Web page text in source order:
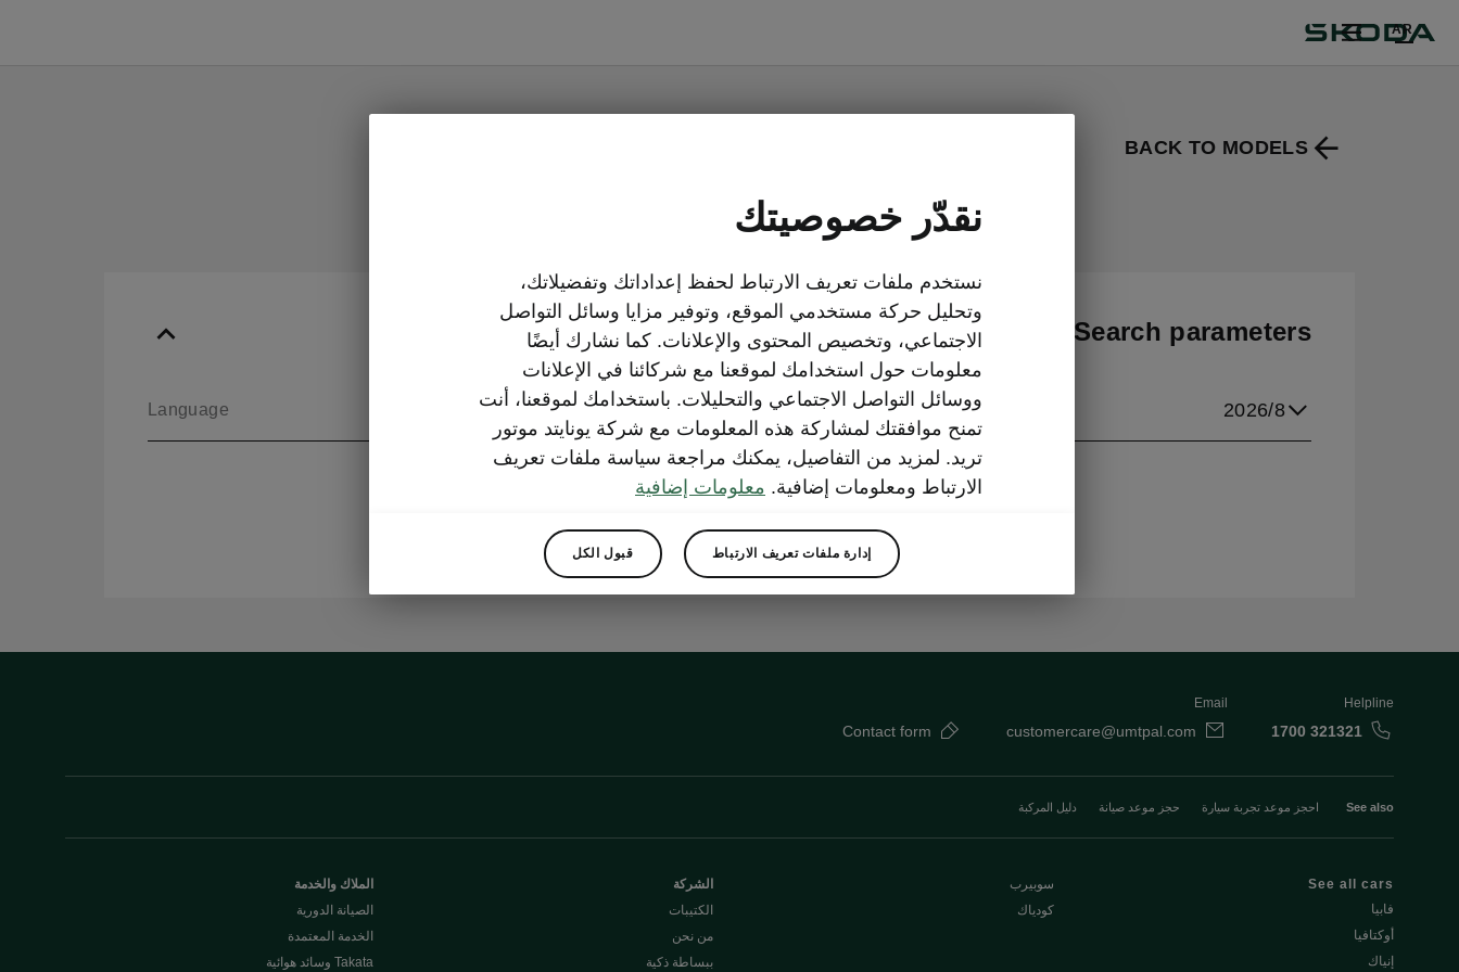
AR
BACK TO MODELS
Scala - Manuals
Search parameters
Production period
2026/8
Market
Other
Language
Helpline
1700 321321
Email
customercare@umtpal.com
Contact form
See also احجز موعد تجربة سيارة حجز موعد صيانة دليل المركبة
See all cars
فابيا
أوكتافيا
إنياك
سوبيرب
كودياك
الشركة
الكتيبات
من نحن
ببساطة ذكية
الملاك والخدمة
الصيانة الدورية
الخدمة المعتمدة
Takata وسائد هوائية
نقدّر خصوصيتك
نستخدم ملفات تعريف الارتباط لحفظ إعداداتك وتفضيلاتك،
وتحليل حركة مستخدمي الموقع، وتوفير مزايا وسائل التواصل
الاجتماعي، وتخصيص المحتوى والإعلانات. كما نشارك أيضًا
معلومات حول استخدامك لموقعنا مع شركائنا في الإعلانات
ووسائل التواصل الاجتماعي والتحليلات. باستخدامك لموقعنا، أنت
تمنح موافقتك لمشاركة هذه المعلومات مع شركة يونايتد موتور
تريد. لمزيد من التفاصيل، يمكنك مراجعة سياسة ملفات تعريف
الارتباط ومعلومات إضافية. معلومات إضافية
إدارة ملفات تعريف الارتباط قبول الكل